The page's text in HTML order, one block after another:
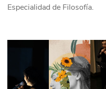
Especialidad de Filosofía.